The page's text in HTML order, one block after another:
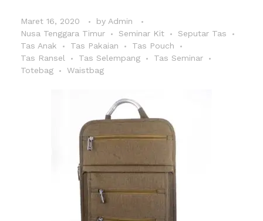
Maret 16, 2020 by Admin
Nusa Tenggara Timur
Seminar Kit
Seputar Tas
Tas Anak
Tas Pakaian
Tas Pouch
Tas Ransel
Tas Selempang
Tas Seminar
Totebag
Waistbag